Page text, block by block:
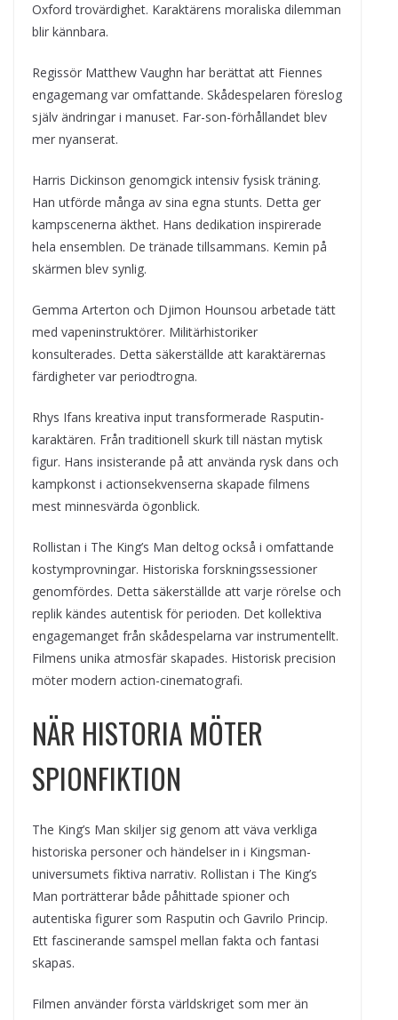
Oxford trovärdighet. Karaktärens moraliska dilemman
blir kännbara.
Regissör Matthew Vaughn har berättat att Fiennes
engagemang var omfattande. Skådespelaren föreslog
själv ändringar i manuset. Far-son-förhållandet blev
mer nyanserat.
Harris Dickinson genomgick intensiv fysisk träning.
Han utförde många av sina egna stunts. Detta ger
kampscenerna äkthet. Hans dedikation inspirerade
hela ensemblen. De tränade tillsammans. Kemin på
skärmen blev synlig.
Gemma Arterton och Djimon Hounsou arbetade tätt
med vapeninstruktörer. Militärhistoriker
konsulterades. Detta säkerställde att karaktärernas
färdigheter var periodtrogna.
Rhys Ifans kreativa input transformerade Rasputin-
karaktären. Från traditionell skurk till nästan mytisk
figur. Hans insisterande på att använda rysk dans och
kampkonst i actionsekvenserna skapade filmens
mest minnesvärda ögonblick.
Rollistan i The King’s Man deltog också i omfattande
kostymprovningar. Historiska forskningssessioner
genomfördes. Detta säkerställde att varje rörelse och
replik kändes autentisk för perioden. Det kollektiva
engagemanget från skådespelarna var instrumentellt.
Filmens unika atmosfär skapades. Historisk precision
möter modern action-cinematografi.
NÄR HISTORIA MÖTER
SPIONFIKTION
The King’s Man skiljer sig genom att väva verkliga
historiska personer och händelser in i Kingsman-
universumets fiktiva narrativ. Rollistan i The King’s
Man porträtterar både påhittade spioner och
autentiska figurer som Rasputin och Gavrilo Princip.
Ett fascinerande samspel mellan fakta och fantasi
skapas.
Filmen använder första världskriget som mer än